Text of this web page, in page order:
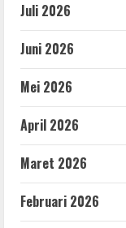
Juli 2026
Juni 2026
Mei 2026
April 2026
Maret 2026
Februari 2026